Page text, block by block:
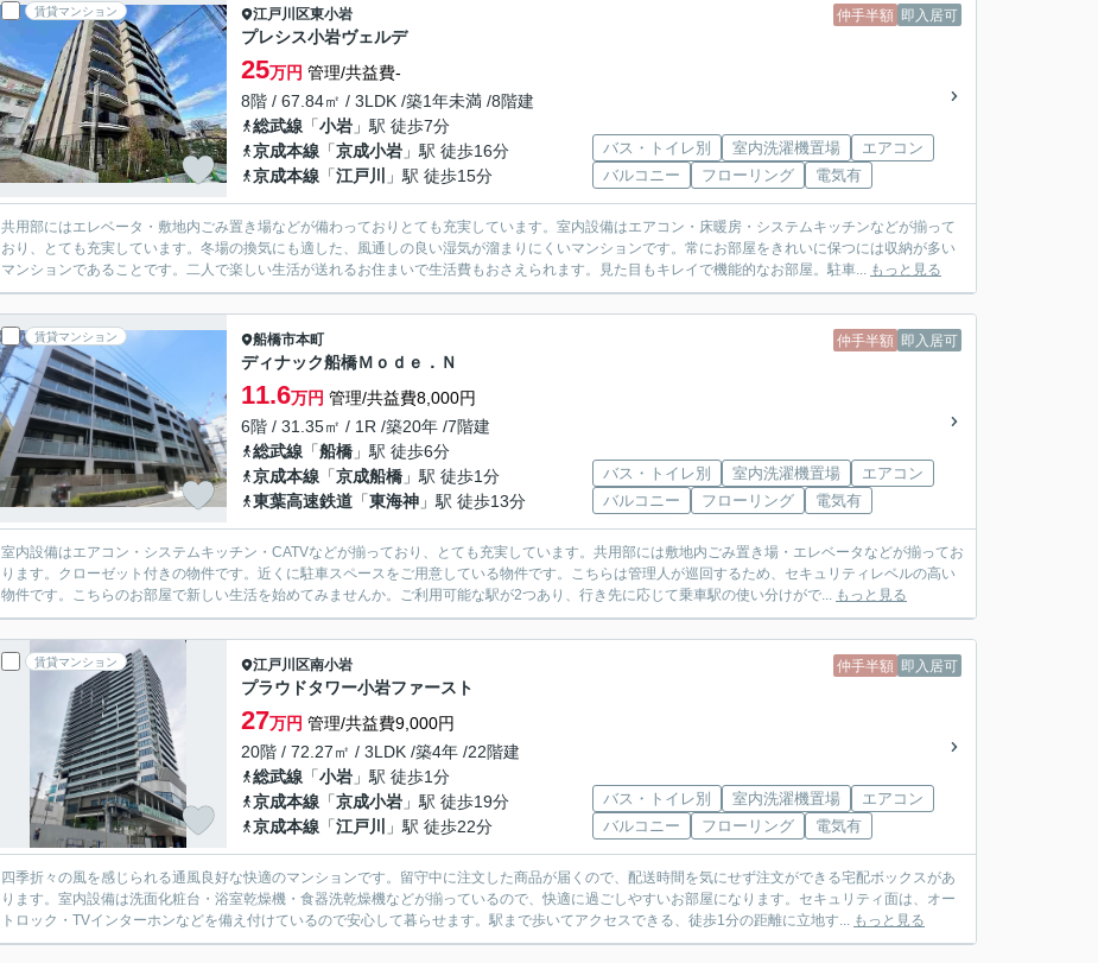
賃貸マンション 仲手半額 即入居可
江戸川区東小岩
プレシス小岩ヴェルデ
25万円 管理/共益費-
8階 / 67.84㎡ / 3LDK /築1年未満 /8階建
総武線 「小岩 」駅 徒歩7分
京成本線 「京成小岩 」駅 徒歩16分
京成本線 「江戸川 」駅 徒歩15分
バス・トイレ別 室内洗濯機置場
エアコン
バルコニー
フローリング 電気有
共用部にはエレベータ・敷地内ごみ置き場などが備わっておりとても充実しています。室内設備はエアコン・床暖房・システムキッチンなどが揃って
おり、とても充実しています。冬場の換気にも適した、風通しの良い湿気が溜まりにくいマンションです。常にお部屋をきれいに保つには収納が多い
マンションであることです。二人で楽しい生活が送れるお住まいで生活費もおさえられます。見た目もキレイで機能的なお部屋。駐車... もっと見る
賃貸マンション 仲手半額 即入居可
船橋市本町
ディナック船橋Ｍｏｄｅ．Ｎ
11.6万円 管理/共益費8,000円
6階 / 31.35㎡ / 1R /築20年 /7階建
総武線 「船橋 」駅 徒歩6分
京成本線 「京成船橋 」駅 徒歩1分
東葉高速鉄道 「東海神 」駅 徒歩13分
バス・トイレ別 室内洗濯機置場
エアコン
バルコニー
フローリング 電気有
室内設備はエアコン・システムキッチン・CATVなどが揃っており、とても充実しています。共用部には敷地内ごみ置き場・エレベータなどが揃ってお
ります。クローゼット付きの物件です。近くに駐車スペースをご用意している物件です。こちらは管理人が巡回するため、セキュリティレベルの高い
物件です。こちらのお部屋で新しい生活を始めてみませんか。ご利用可能な駅が2つあり、行き先に応じて乗車駅の使い分けがで... もっと見る
賃貸マンション 仲手半額 即入居可
江戸川区南小岩
プラウドタワー小岩ファースト
27万円 管理/共益費9,000円
20階 / 72.27㎡ / 3LDK /築4年 /22階建
総武線 「小岩 」駅 徒歩1分
京成本線 「京成小岩 」駅 徒歩19分
京成本線 「江戸川 」駅 徒歩22分
バス・トイレ別 室内洗濯機置場
エアコン
バルコニー
フローリング 電気有
四季折々の風を感じられる通風良好な快適のマンションです。留守中に注文した商品が届くので、配送時間を気にせず注文ができる宅配ボックスがあ
ります。室内設備は洗面化粧台・浴室乾燥機・食器洗乾燥機などが揃っているので、快適に過ごしやすいお部屋になります。セキュリティ面は、オー
トロック・TVインターホンなどを備え付けているので安心して暮らせます。駅まで歩いてアクセスできる、徒歩1分の距離に立地す... もっと見る